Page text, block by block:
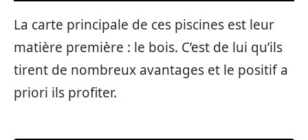
La carte principale de ces piscines est leur
matière première : le bois. C’est de lui qu’ils
tirent de nombreux avantages et le positif a
priori ils profiter.